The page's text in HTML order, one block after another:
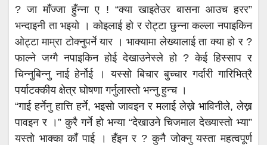
? जा माँज्जा हुँन्ना ए ! “क्या खाइतेउर बासना आउच हरर”
भन्दाइनी ता भइयो । कोइलाई हो र रोट्टा छुन्ना कल्ला नपाइकिन
ओट्टा माम्रा टोक्नुपर्ने यार । भाक्यामा लेख्यालाई ता क्या हो र ?
फाल्ने जग्गै नपाइकिन होई देखाउनेस्ले हो ? केई हिस्साप र
चिन्नुबिन्नु नाई हेर्नोई । यस्सो बिचार बुच्चार गर्दारी गारिभित्रै
पर्याटक्कीय क्षेत्र घोषणा गर्नुलास्तो भन्नु हुन्च ।
“गाई हर्नेनु हात्ति हर्ने, भइसो जावइन र मलाई लेख्ने भाविनीले, लेख्न
पावइन र ।” कुरै गर्ने हो भन्या “देखाउने चिजमाल देख्यास्तो भ्या”
यस्तो भाक्का काँ पाई । हँइन र ? कुनै जोक्नु यस्ता महत्वपूर्ण